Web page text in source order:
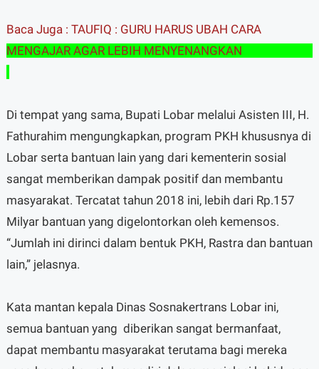
Baca Juga : TAUFIQ : GURU HARUS UBAH CARA
MENGAJAR AGAR LEBIH MENYENANGKAN
Di tempat yang sama, Bupati Lobar melalui Asisten III, H.
Fathurahim mengungkapkan, program PKH khususnya di
Lobar serta bantuan lain yang dari kementerin sosial
sangat memberikan dampak positif dan membantu
masyarakat. Tercatat tahun 2018 ini, lebih dari Rp.157
Milyar bantuan yang digelontorkan oleh kemensos.
“Jumlah ini dirinci dalam bentuk PKH, Rastra dan bantuan
lain,” jelasnya.
Kata mantan kepala Dinas Sosnakertrans Lobar ini,
semua bantuan yang diberikan sangat bermanfaat,
dapat membantu masyarakat terutama bagi mereka